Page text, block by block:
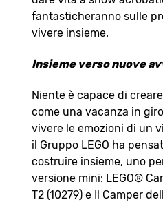
fantasticheranno sulle
vivere insieme.
Insieme verso nuove
Niente è capace di
come una vacanza in
vivere le emozioni di un
il Gruppo LEGO ha
costruire insieme, uno
versione mini: LEGO®
T2 (10279) e Il Camper